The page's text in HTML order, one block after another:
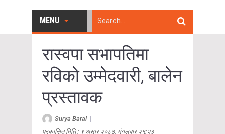
MENU
रास्वपा सभापतिमा
रविको उम्मेदवारी, बालेन
प्रस्तावक
Surya Baral|
प्रकासित मिति : ९ असार २०८३, मंगलवार २१:२३